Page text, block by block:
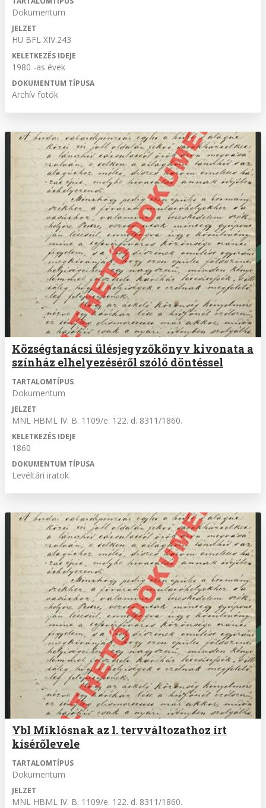
Dokumentum
JELZET
HU BFL XIV.243
KELETKEZÉS IDEJE
1980 -as évek
DOKUMENTUM TÍPUSA
Archív fotók
Községtanácsi ülésjegyzőkönyv kivonata a
színház elhelyezéséről szóló döntéssel
TARTALOMTÍPUS
Dokumentum
JELZET
MNL HBML IV. B. 1109/e. 122. d. 8311/1860.
KELETKEZÉS IDEJE
1860
DOKUMENTUM TÍPUSA
Levéltári iratok
Ybl Miklósnak az I. tervváltozathoz írt
kísérőlevele
TARTALOMTÍPUS
Dokumentum
JELZET
MNL HBML IV. B. 1109/e. 122. d. 8311/1860.